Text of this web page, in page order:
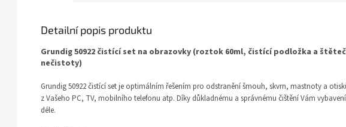
Detailní popis produktu
Grundig 50922 čistící set na obrazovky (roztok 60ml, čistící podložka a
nečistoty)
Grundig 50922 čistící setje optimálním řešením pro odstraněníšmouh, skvrn, mastnoty a
zVašeho PC, TV, mobilního telefonu atp. Díky důkladnému a správnému čištění Vám
déle.